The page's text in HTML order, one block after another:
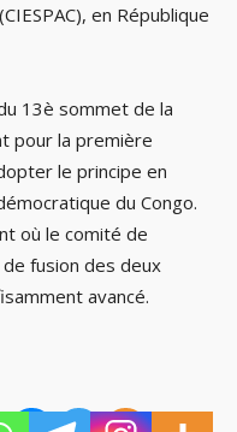
en République
13è sommet de la
pour la première
le principe en
du Congo.
où le comité de
fusion des deux
avancé.